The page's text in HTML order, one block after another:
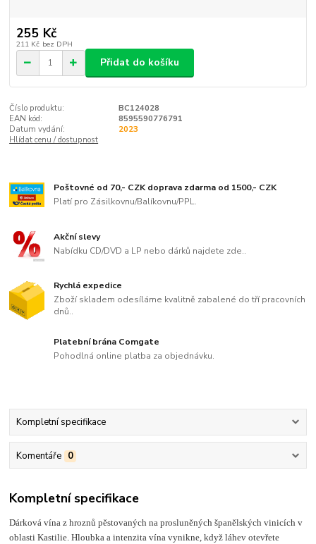
255 Kč
211 Kč bez DPH
Přidat do košíku
Číslo produktu:
BC124028
EAN kód:
8595590776791
Datum vydání:
2023
Hlídat cenu / dostupnost
Poštovné od 70,- CZK doprava zdarma od 1500,- CZK
Platí pro Zásilkovnu/Balíkovnu/PPL.
Akční slevy
Nabídku CD/DVD a LP nebo dárků najdete zde..
Rychlá expedice
Zboží skladem odesíláme kvalitně zabalené do tří pracovních
dnů..
Platební brána Comgate
Pohodlná online platba za objednávku.
Kompletní specifikace
Komentáře 0
Kompletní specifikace
Dárková vína z hroznů pěstovaných na prosluněných španělských vinicích v
oblasti Kastilie. Hloubka a intenzita vína vynikne, když láhev otevřete